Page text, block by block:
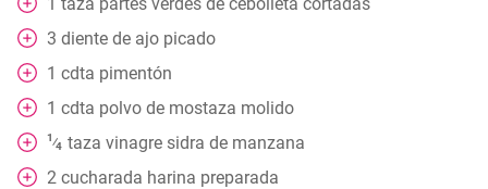
3 diente de ajo picado
1 cdta pimentón
1 cdta polvo de mostaza molido
1⁄4 taza vinagre sidra de manzana
2 cucharada harina preparada